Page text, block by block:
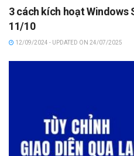
3 cách kích hoạt Windows
11/10
12/09/2024 - UPDATED ON 24/07/2025